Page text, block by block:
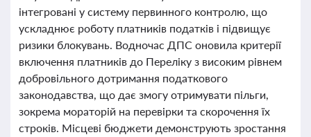
інтегровані у систему первинного контролю, що
ускладнює роботу платників податків і підвищує
ризики блокувань. Водночас ДПС оновила критерії
включення платників до Переліку з високим рівнем
добровільного дотримання податкового
законодавства, що дає змогу отримувати пільги,
зокрема мораторій на перевірки та скорочення їх
строків. Місцеві бюджети демонструють зростання